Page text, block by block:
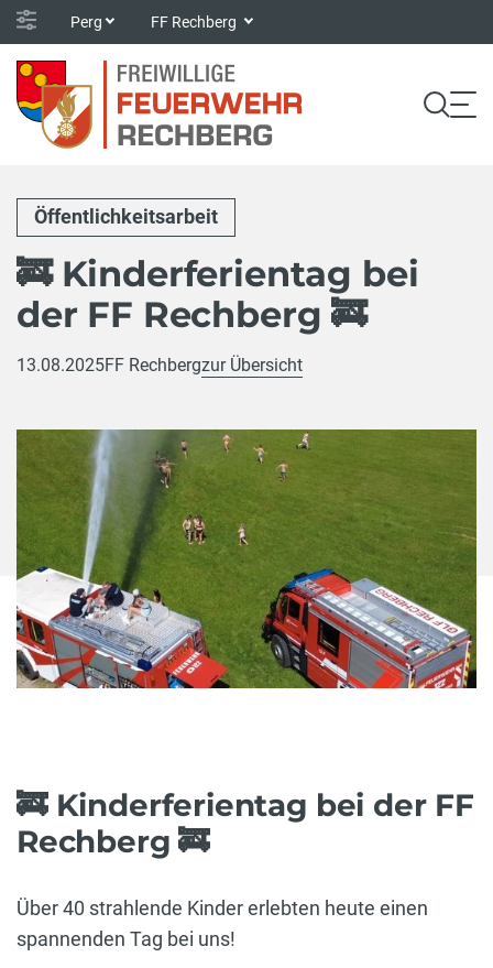
Perg FF Rechberg
Öffentlichkeitsarbeit
🚒 Kinderferientag bei
der FF Rechberg 🚒
13.08.2025FF Rechbergzur Übersicht
🚒 Kinderferientag bei der FF
Rechberg 🚒
Über 40 strahlende Kinder erlebten heute einen
spannenden Tag bei uns!